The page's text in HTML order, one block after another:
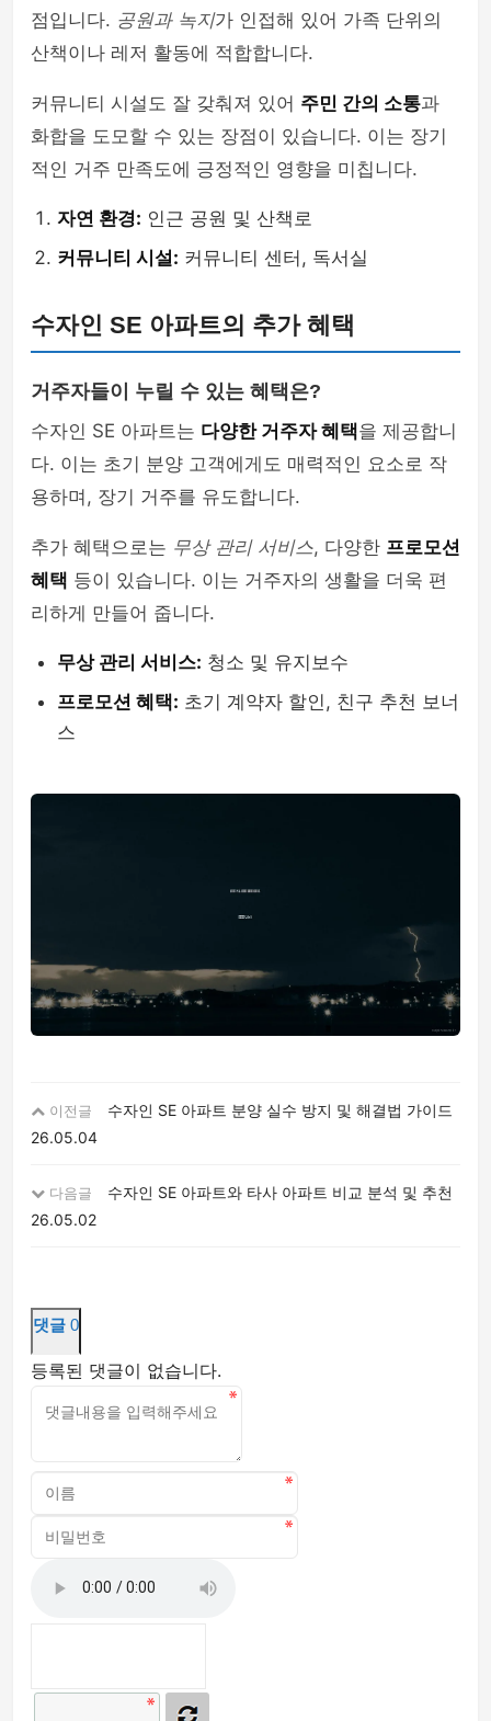
점입니다. 공원과 녹지가 인접해 있어 가족 단위의
산책이나 레저 활동에 적합합니다.
커뮤니티 시설도 잘 갖춰져 있어 주민 간의 소통과
화합을 도모할 수 있는 장점이 있습니다. 이는 장기
적인 거주 만족도에 긍정적인 영향을 미칩니다.
자연 환경: 인근 공원 및 산책로
커뮤니티 시설: 커뮤니티 센터, 독서실
수자인 SE 아파트의 추가 혜택
거주자들이 누릴 수 있는 혜택은?
수자인 SE 아파트는 다양한 거주자 혜택을 제공합니
다. 이는 초기 분양 고객에게도 매력적인 요소로 작
용하며, 장기 거주를 유도합니다.
추가 혜택으로는 무상 관리 서비스, 다양한 프로모션
혜택 등이 있습니다. 이는 거주자의 생활을 더욱 편
리하게 만들어 줍니다.
무상 관리 서비스: 청소 및 유지보수
프로모션 혜택: 초기 계약자 할인, 친구 추천 보너
스
이전글
수자인 SE 아파트 분양 실수 방지 및 해결법 가이드
26.05.04
다음글
수자인 SE 아파트와 타사 아파트 비교 분석 및 추천
26.05.02
댓글 0
등록된 댓글이 없습니다.